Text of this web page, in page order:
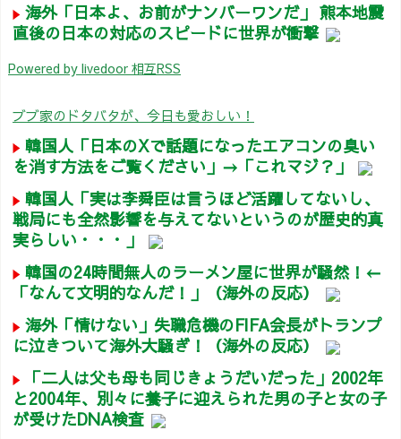
海外「日本よ、お前がナンバーワンだ」 熊本地震
直後の日本の対応のスピードに世界が衝撃
Powered by livedoor 相互RSS
ブブ家のドタバタが、今日も愛おしい！
韓国人「日本のXで話題になったエアコンの臭い
を消す方法をご覧ください」→「これマジ？」
韓国人「実は李舜臣は言うほど活躍してないし、
戦局にも全然影響を与えてないというのが歴史的真
実らしい・・・」
韓国の24時間無人のラーメン屋に世界が騒然！←
「なんて文明的なんだ！」（海外の反応）
海外「情けない」失職危機のFIFA会長がトランプ
に泣きついて海外大騒ぎ！（海外の反応）
「二人は父も母も同じきょうだいだった」2002年
と2004年、別々に養子に迎えられた男の子と女の子
が受けたDNA検査